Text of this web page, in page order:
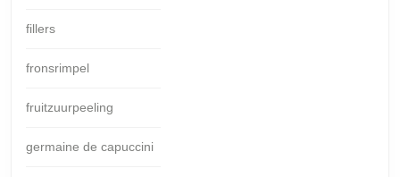
fillers
fronsrimpel
fruitzuurpeeling
germaine de capuccini